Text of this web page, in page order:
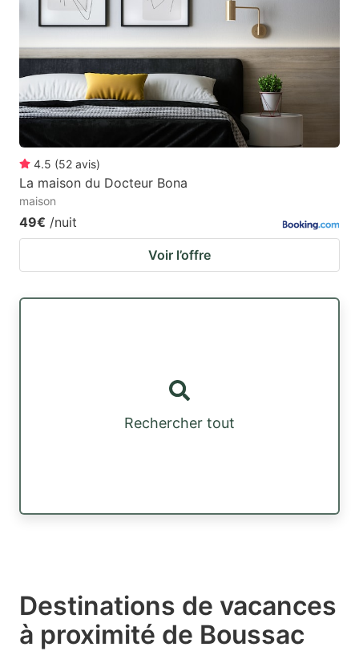
4.5 (52 avis)
La maison du Docteur Bona
maison
49€ /nuit
Voir l’offre
Rechercher tout
Destinations de vacances
à proximité de Boussac